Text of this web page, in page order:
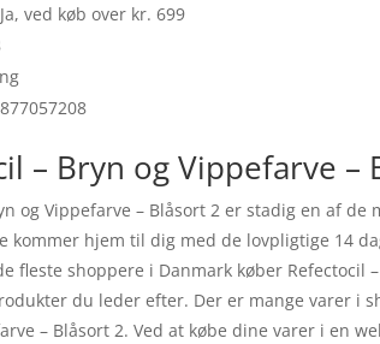
ved køb over kr. 699
– Bryn og Vippefarve
og Vippefarve – Blåsort 2 er stadig en af
kommer hjem til dig med de lovpligtige 14
fleste shoppere i Danmark køber
du leder efter. Der er mange varer i
– Blåsort 2. Ved at købe dine varer i en